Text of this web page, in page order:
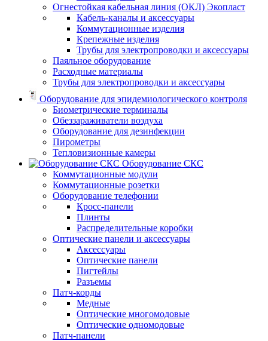
Огнестойкая кабельная линия (ОКЛ) Экопласт
Кабель-каналы и аксессуары
Коммутационные изделия
Крепежные изделия
Трубы для электропроводки и аксессуары
Паяльное оборудование
Расходные материалы
Трубы для электропроводки и аксессуары
Оборудование для эпидемиологического контроля
Биометрические терминалы
Обеззараживатели воздуха
Оборудование для дезинфекции
Пирометры
Тепловизионные камеры
Оборудование СКС
Коммутационные модули
Коммутационные розетки
Оборудование телефонии
Кросс-панели
Плинты
Распределительные коробки
Оптические панели и аксессуары
Аксессуары
Оптические панели
Пигтейлы
Разъемы
Патч-корды
Медные
Оптические многомодовые
Оптические одномодовые
Патч-панели